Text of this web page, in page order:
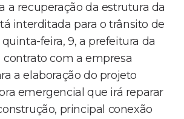
a recuperação da estrutura da
interditada para o trânsito de
feira, 9, a prefeitura da
contrato com a empresa
a elaboração do projeto
emergencial que irá reparar
principal conexão